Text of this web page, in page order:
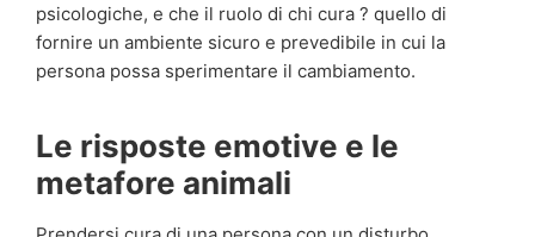
psicologiche, e che il ruolo di chi cura ? quello di
fornire un ambiente sicuro e prevedibile in cui la
persona possa sperimentare il cambiamento.
Le risposte emotive e le
metafore animali